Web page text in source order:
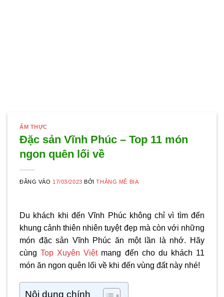
ẨM THỰC
Đặc sản Vĩnh Phúc – Top 11 món
ngon quên lối về
ĐĂNG VÀO 17/03/2023 BỞITHẮNG MÊ BIA
Du khách khi đến Vĩnh Phúc không chỉ vì tìm đến
khung cảnh thiên nhiên tuyệt đẹp mà còn với những
món đặc sản Vĩnh Phúc ăn một lần là nhớ. Hãy
cùngTop Xuyên Việtmang đến cho du khách 11
món ăn ngon quên lối về khi đến vùng đất này nhé!
Nội dung chính